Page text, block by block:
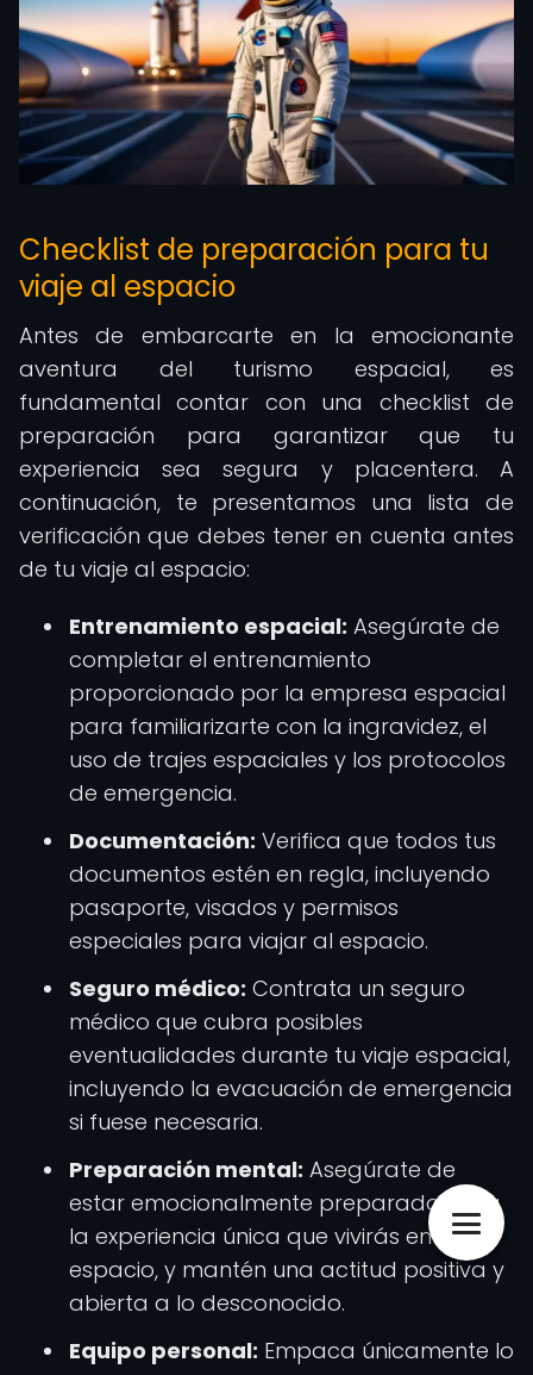
Checklist de preparación para tu
viaje al espacio
Antes de embarcarte en la emocionante
aventura del turismo espacial, es
fundamental contar con una checklist de
preparación para garantizar que tu
experiencia sea segura y placentera. A
continuación, te presentamos una lista de
verificación que debes tener en cuenta antes
de tu viaje al espacio:
Entrenamiento espacial: Asegúrate de
completar el entrenamiento
proporcionado por la empresa espacial
para familiarizarte con la ingravidez, el
uso de trajes espaciales y los protocolos
de emergencia.
Documentación: Verifica que todos tus
documentos estén en regla, incluyendo
pasaporte, visados y permisos
especiales para viajar al espacio.
Seguro médico: Contrata un seguro
médico que cubra posibles
eventualidades durante tu viaje espacial,
incluyendo la evacuación de emergencia
si fuese necesaria.
Preparación mental: Asegúrate de
estar emocionalmente preparado para
la experiencia única que vivirás en el
espacio, y mantén una actitud positiva y
abierta a lo desconocido.
Equipo personal: Empaca únicamente lo